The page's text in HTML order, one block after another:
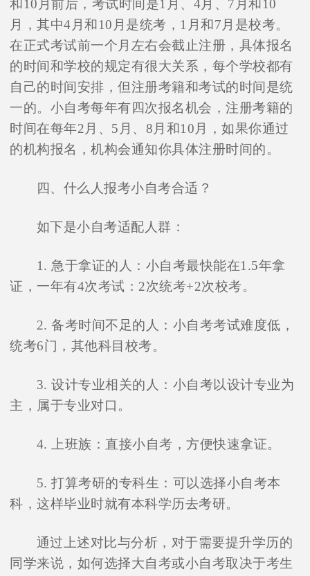
和10月前后，考试时间是1月、4月、7月和10
月，其中4月和10月是统考，1月和7月是校考。
在正式考试前一个月左右会截止注册，具体报名
的时间和学校的规定有很大关系，每个学校都有
自己的时间安排，但注册考籍和考试的时间是统
一的。小自考每年有四次报名机会，注册考籍的
时间在每年2月、5月、8月和10月，如果你通过
的机构报名，机构会通知你具体注册时间的。
四、什么人报考小自考合适？
如下是小自考适配人群：
1. 急于拿证的人：小自考最快能在1.5年拿
证，一年有4次考试：2次统考+2次校考。
2. 备考时间不足的人：小自考考试难度低，
统考6门，其他科目校考。
3. 设计专业相关的人：小自考以设计专业为
主，属于专业对口。
4. 上班族：直接小自考，方便快速拿证。
5. 打算考研的专科生：可以选择小自考本
科，这样毕业时就有本科学历去考研。
通过上述对比与分析，对于需要提升学历的
同学来说，如何选择大自考或小自考取决于考生